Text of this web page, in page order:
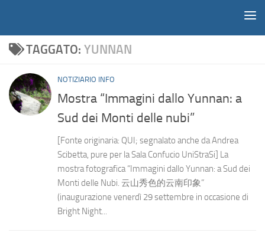
TAGGATO: YUNNAN
NOTIZIARIO INFO
Mostra “Immagini dallo Yunnan: a
Sud dei Monti delle nubi”
[Fonte originaria: QUI; segnalato anche da Andrea
Scibetta, pure per la Sala Confucio UniStraSi] La
mostra fotografica “Immagini dallo Yunnan: a Sud dei
Monti delle Nubi. 云山秀色的云南印象”
(inaugurazione venerdì 29 settembre in occasione di
Bright Night...